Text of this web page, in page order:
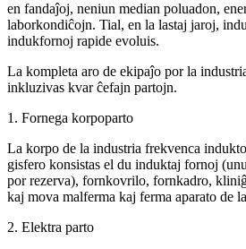
en fandaĵoj, neniun median poluadon,
laborkondiĉojn. Tial, en la lastaj jaroj,
indukfornoj rapide evoluis.
La kompleta aro de ekipaĵo por la
inkluzivas kvar ĉefajn partojn.
1. Fornega korpoparto
La korpo de la industria frekvenca
gisfero konsistas el du induktaj fornoj
por rezerva), fornkovrilo, fornkadro,
kaj mova malferma kaj ferma aparato de
2. Elektra parto